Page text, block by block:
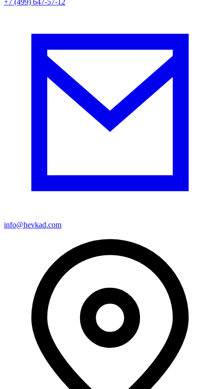
info@hevkad.com